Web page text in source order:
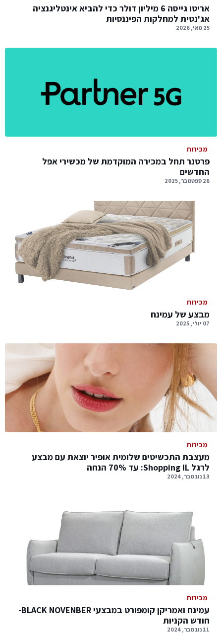
אריטו גייסה 6 מיליון דולר כדי להביא אינטליגנציה
אג'נטית למחלקות הפיננסיות
25 מאי, 2026
מכירות
פרטנר תחל במכירה המוקדמת של מכשירי אפל
החדשים
28 ספטמבר, 2025
מכירות
מבצע של עמינח
07 יולי, 2025
מכירות
מעצבת התכשיטים שלומית אופיר יוצאת עם מבצע
לרגל Shopping IL: עד 70% הנחה
13 נובמבר, 2024
מכירות
עמינח ואמריקן קומפורט במבצעי BLACK NOVENBER-
חודש הקניות
11 נובמבר, 2024